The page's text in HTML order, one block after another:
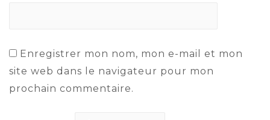
Enregistrer mon nom, mon e-mail et mon
site web dans le navigateur pour mon
prochain commentaire.